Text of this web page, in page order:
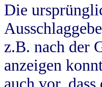
Die
z.B. nach der
anzeigen